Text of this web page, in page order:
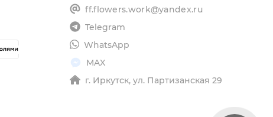
ff.flowers.work@yandex.ru
Telegram
WhatsApp
MAX
г. Иркутск, ул. Партизанская 29